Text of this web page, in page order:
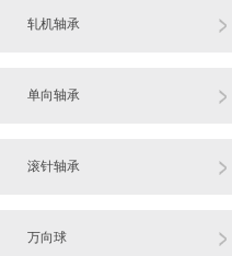
轧机轴承
单向轴承
滚针轴承
万向球